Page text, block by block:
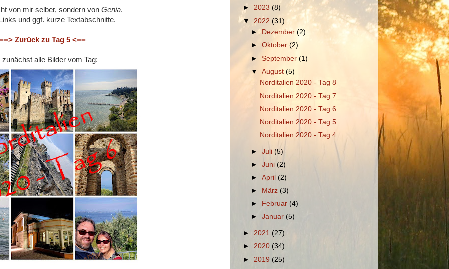
von mir selber, sondern von Genia.
und ggf. kurze Textabschnitte.
Zurück zu Tag 5 <==
zunächst alle Bilder vom Tag:
► 2023 (8)
▼ 2022 (31)
►
Dezember(2)
►Oktober(2)
► September(1)
▼August(5)
Norditalien 2020 - Tag 8
Norditalien 2020 - Tag 7
Norditalien 2020 - Tag 6
Norditalien 2020 - Tag 5
Norditalien 2020 - Tag 4
►Juli(5)
►Juni(2)
►April(2)
►
März (3)
►
Februar (4)
►Januar (5)
► 2021 (27)
► 2020 (34)
► 2019 (25)